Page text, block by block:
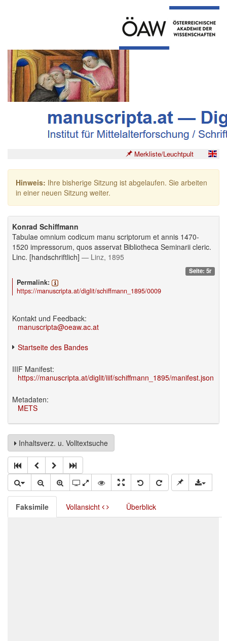
Merkliste/Leuchtpult
Hinweis: Ihre bisherige Sitzung ist abgelaufen. Sie arbeiten
in einer neuen Sitzung weiter.
Konrad Schiffmann
Tabulae omnium codicum manu scriptorum et annis 1470-
1520 impressorum, quos asservat Bibliotheca Seminarii cleric.
Linc. [handschriftlich] — Linz, 1895
Seite: 5r
Permalink:
https://manuscripta.at/diglit/schiffmann_1895/0009
Kontakt und Feedback:
manuscripta@oeaw.ac.at
Startseite des Bandes
IIIF Manifest:
https://manuscripta.at/diglit/iiif/schiffmann_1895/manifest.json
Metadaten:
METS
Inhaltsverz. u. Volltextsuche
Faksimile Vollansicht Überblick